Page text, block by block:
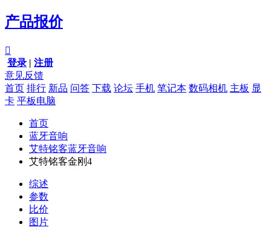
产品报价

登录 | 注册
意见反馈
首页 排行 新品 问答 下载 论坛 手机 笔记本 数码相机 主板 显
卡 平板电脑
首页
蓝牙音响
艾特铭客蓝牙音响
艾特铭客金刚4
综述
参数
比价
图片